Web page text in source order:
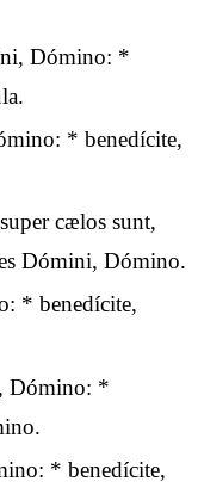
Dómino: *
* benedícite,
cælos sunt,
Dómini, Dómino.
* benedícite,
Dómino: *
* benedícite,